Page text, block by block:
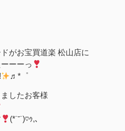
がお宝買道楽 松山店に
ーーっ
♬*゜
したお客様
(*˙˘˙)♡ｩ,､